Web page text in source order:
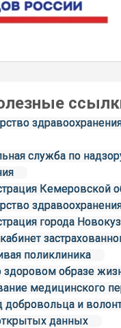
служба по
Кемеровской
города
поликлиника
здоровом образе
медицинского
добровольца и
данных